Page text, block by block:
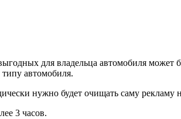
для владельца автомобиля
автомобиля.
нужно будет очищать саму рекламу
3 часов.